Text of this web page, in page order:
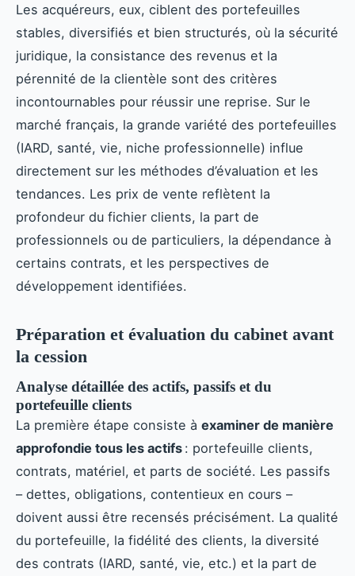
Les acquéreurs, eux, ciblent des portefeuilles
stables, diversifiés et bien structurés, où la sécurité
juridique, la consistance des revenus et la
pérennité de la clientèle sont des critères
incontournables pour réussir une reprise. Sur le
marché français, la grande variété des portefeuilles
(IARD, santé, vie, niche professionnelle) influe
directement sur les méthodes d’évaluation et les
tendances. Les prix de vente reflètent la
profondeur du fichier clients, la part de
professionnels ou de particuliers, la dépendance à
certains contrats, et les perspectives de
développement identifiées.
Préparation et évaluation du cabinet avant
la cession
Analyse détaillée des actifs, passifs et du
portefeuille clients
La première étape consiste à examiner de manière
approfondie tous les actifs : portefeuille clients,
contrats, matériel, et parts de société. Les passifs
– dettes, obligations, contentieux en cours –
doivent aussi être recensés précisément. La qualité
du portefeuille, la fidélité des clients, la diversité
des contrats (IARD, santé, vie, etc.) et la part de